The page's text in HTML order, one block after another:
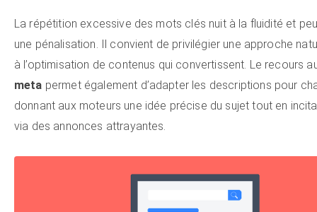
La répétition excessive des mots clés nuit à la fluidité et
une pénalisation. Il convient de privilégier une approche
à l’optimisation de contenus qui convertissent. Le recours
meta permet également d’adapter les descriptions pour
donnant aux moteurs une idée précise du sujet tout en
via des annonces attrayantes.